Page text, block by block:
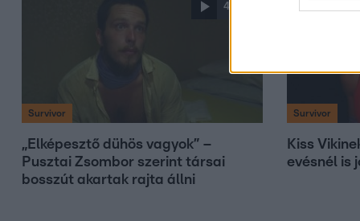
4:00
Survivor
„Elképesztő dühös vagyok” –
Pusztai Zsombor szerint társai
bosszút akartak rajta állni
Survivor
Kiss
evésnél is